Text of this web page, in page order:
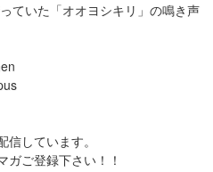
ていた「オオヨシキリ」の鳴き声
しています。
ガご登録下さい！！